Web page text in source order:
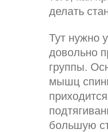
делать
Тут нужно
довольно
группы.
мышц
большую